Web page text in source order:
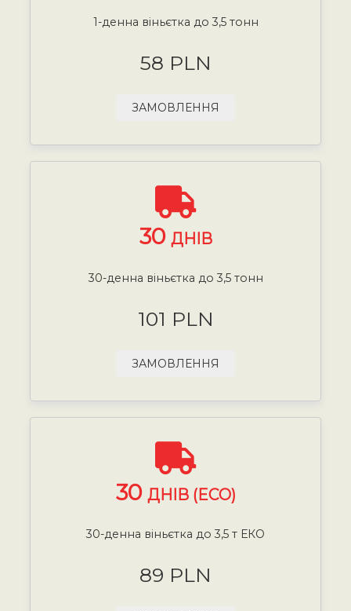
1-денна віньєтка до 3,5 тонн
58 PLN
ЗАМОВЛЕННЯ
30 ДНІВ
30-денна віньєтка до 3,5 тонн
101 PLN
ЗАМОВЛЕННЯ
30 ДНІВ (ECO)
30-денна віньєтка до 3,5 т ЕКО
89 PLN